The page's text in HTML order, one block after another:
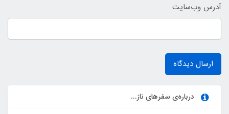
آدرس وب‌سایت
ارسال دیدگاه
درباره‌ی سفرهای ناز...